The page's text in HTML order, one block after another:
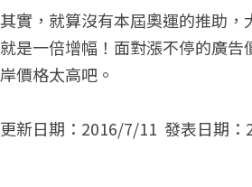
其實，就算沒有本屆奧運的推助
就是一倍增幅！面對漲不停的廣
岸價格太高吧。
更新日期：2016/7/11  發表日期